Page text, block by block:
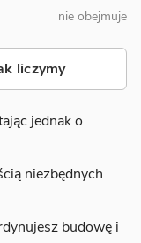
nie obejmuje
liczymy
jednak o
niezbędnych
budowę i